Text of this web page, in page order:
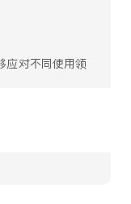
应对不同使用领